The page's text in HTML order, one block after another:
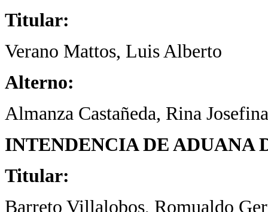
Titular:
Verano Mattos, Luis Alberto
Alterno:
Almanza Castañeda, Rina Josefina
INTENDENCIA DE ADUANA
Titular:
Barreto Villalobos, Romualdo